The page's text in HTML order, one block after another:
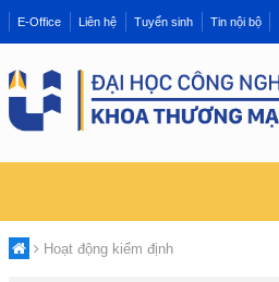
E-Office Liên hệ Tuyển sinh Tin nội bộ
Hoạt động kiểm định